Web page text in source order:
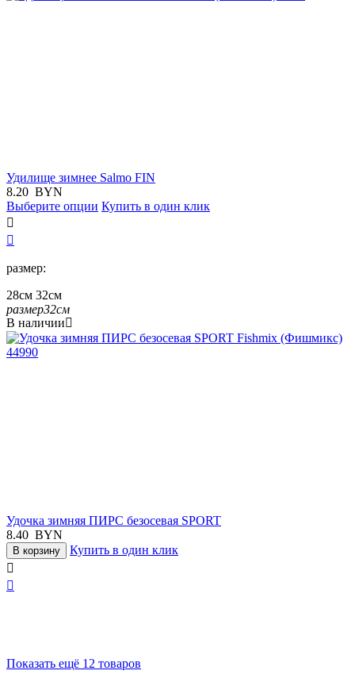
Удилище зимнее Salmo FIN
8.20 BYN
Выберите опции Купить в один клик


размер:
28см 32см
размер32см
В наличии
Удочка зимняя ПИРС безосевая SPORT
8.40 BYN
В корзину
Купить в один клик


Показать ещё 12 товаров